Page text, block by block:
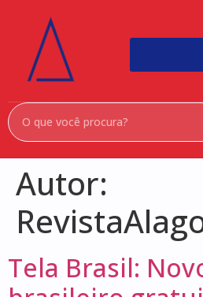
Autor:
Tela Brasil: